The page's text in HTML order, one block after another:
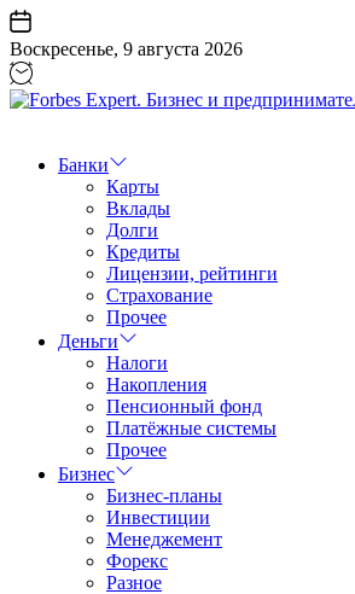
Перейти
к
содержанию
Воскресенье, 9 августа 2026
Бизнес
предпринимательство
Банки
Карты
Вклады
Долги
Кредиты
Лицензии, рейтинги
Страхование
Прочее
Деньги
Налоги
Накопления
Пенсионный фонд
Платёжные системы
Прочее
Бизнес
Бизнес-планы
Инвестиции
Менеджемент
Форекс
Разное